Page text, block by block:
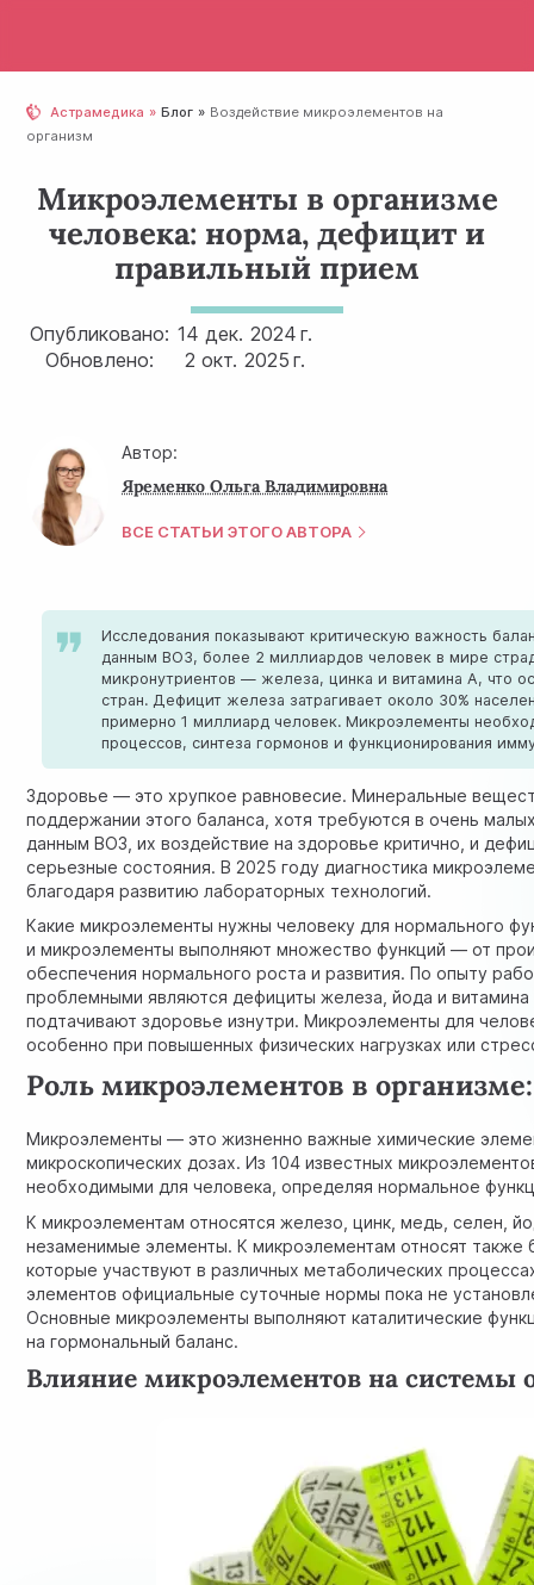
Астрамедика Блог
Воздействие микроэлементов на
организм
Микроэлементы в организме
человека: норма, дефицит и
правильный прием
Опубликовано: 14 дек. 2024 г.
Обновлено:
2 окт. 2025 г.
Автор:
Яременко Ольга Владимировна
ВСЕ СТАТЬИ ЭТОГО АВТОРА
Исследования показывают критическую важность
данным ВОЗ, более 2 миллиардов человек в мире
микронутриентов — железа, цинка и витамина А, что
стран. Дефицит железа затрагивает около 30%
примерно 1 миллиард человек. Микроэлементы
процессов, синтеза гормонов и функционирования
Здоровье — это хрупкое равновесие. Минеральные
поддержании этого баланса, хотя требуются в очень
данным ВОЗ , их воздействие на здоровье критично, и
серьезные состояния. В 2025 году диагностика
благодаря развитию лабораторных технологий.
Какие микроэлементы нужны человеку для нормального
и микроэлементы выполняют множество функций — от
обеспечения нормального роста и развития. По опыту
проблемными являются дефициты железа, йода и
подтачивают здоровье изнутри. Микроэлементы для
особенно при повышенных физических нагрузках или
Роль микроэлементов в
Микроэлементы — это жизненно важные химические
микроскопических дозах. Из 104 известных
необходимыми для человека, определяя нормальное
К микроэлементам относятся железо, цинк, медь, селен,
незаменимые элементы. К микроэлементам относят также
которые участвуют в различных метаболических
элементов официальные суточные нормы пока не
Основные микроэлементы выполняют каталитические
на гормональный баланс.
Влияние микроэлементов на системы